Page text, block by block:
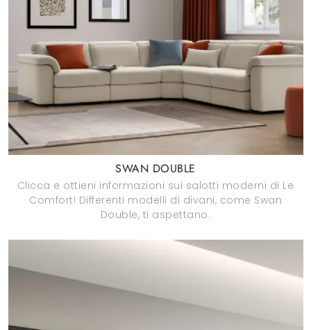
SWAN DOUBLE
Clicca e ottieni informazioni sui salotti moderni di Le
Comfort! Differenti modelli di divani, come Swan
Double, ti aspettano.